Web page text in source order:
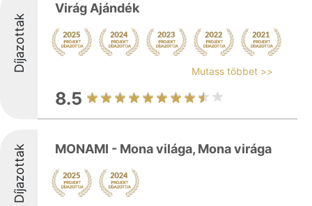
Díjazottak
Virág Ajándék
Mutass többet >>
8.5
Díjazottak MONAMI - Mona világa, Mona virága